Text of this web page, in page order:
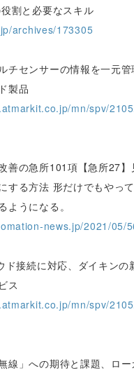
割と必要なスキル
archives/173305
チセンサーの情報を一元管
製品
mn/spv/
善の急所101項【急所27】
する方法 形だけでもやっ
ようになる。
news.jp/2021/05/
ド接続に対応、ダイキンの
ス
mn/spv/
線」への期待と課題、ロ